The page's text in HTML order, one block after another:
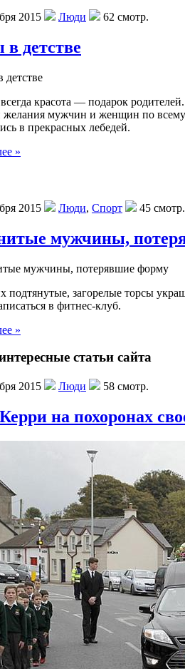
2015 Люди 62 смотр.
в детстве
красота — подарок
желания мужчин и женщин по всему
в прекрасных лебедей.
»
2015 Люди, Спорт 45 смотр.
мужчины,
подтянутые, загорелые торсы
в фитнес-клуб.
»
статьи сайта
2015 Люди 58 смотр.
на похоронах